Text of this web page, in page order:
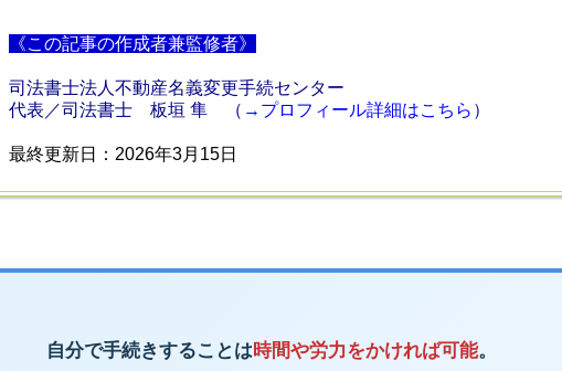
《この記事の作成者兼監修者》
司法書士法人不動産名義変更手続センター
代表／司法書士 板垣 隼 （ → プロフィール詳細はこちら ）
最終更新日：2026年3月15日
自分で手続きすることは時間や労力をかければ可能。